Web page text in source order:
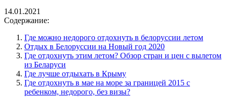
14.01.2021
Содержание:
Где можно недорого отдохнуть в белоруссии летом
Отдых в Белоруссии на Новый год 2020
Где отдохнуть этим летом? Обзор стран и цен с вылетом
из Беларуси
Где лучше отдыхать в Крыму
Где отдохнуть в мае на море за границей 2015 с
ребенком, недорого, без визы?